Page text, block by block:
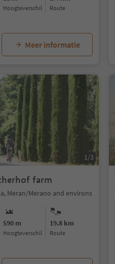
Hoogteverschil Route
Meer informatie
1/3
farm
Meran/Merano and environs
590 m
Hoogteverschil
19.8 km
Route